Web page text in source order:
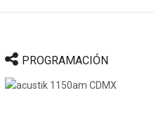
PROGRAMACIÓN